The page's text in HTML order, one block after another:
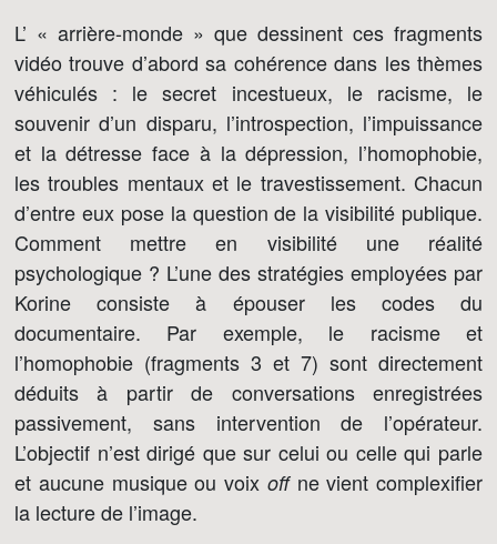
L’ « arrière-monde » que dessinent ces fragments
vidéo trouve d’abord sa cohérence dans les thèmes
véhiculés : le secret incestueux, le racisme, le
souvenir d’un disparu, l’introspection, l’impuissance
et la détresse face à la dépression, l’homophobie,
les troubles mentaux et le travestissement. Chacun
d’entre eux pose la question de la visibilité publique.
Comment mettre en visibilité une réalité
psychologique ? L’une des stratégies employées par
Korine consiste à épouser les codes du
documentaire. Par exemple, le racisme et
l’homophobie (fragments 3 et 7) sont directement
déduits à partir de conversations enregistrées
passivement, sans intervention de l’opérateur.
L’objectif n’est dirigé que sur celui ou celle qui parle
et aucune musique ou voix offne vient complexifier
la lecture de l’image.